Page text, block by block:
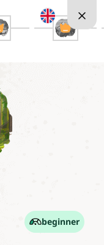
beginner